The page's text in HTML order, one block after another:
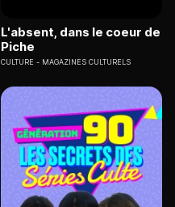
L'absent, dans le coeur de
Piche
CULTURE MAGAZINES CULTURELS